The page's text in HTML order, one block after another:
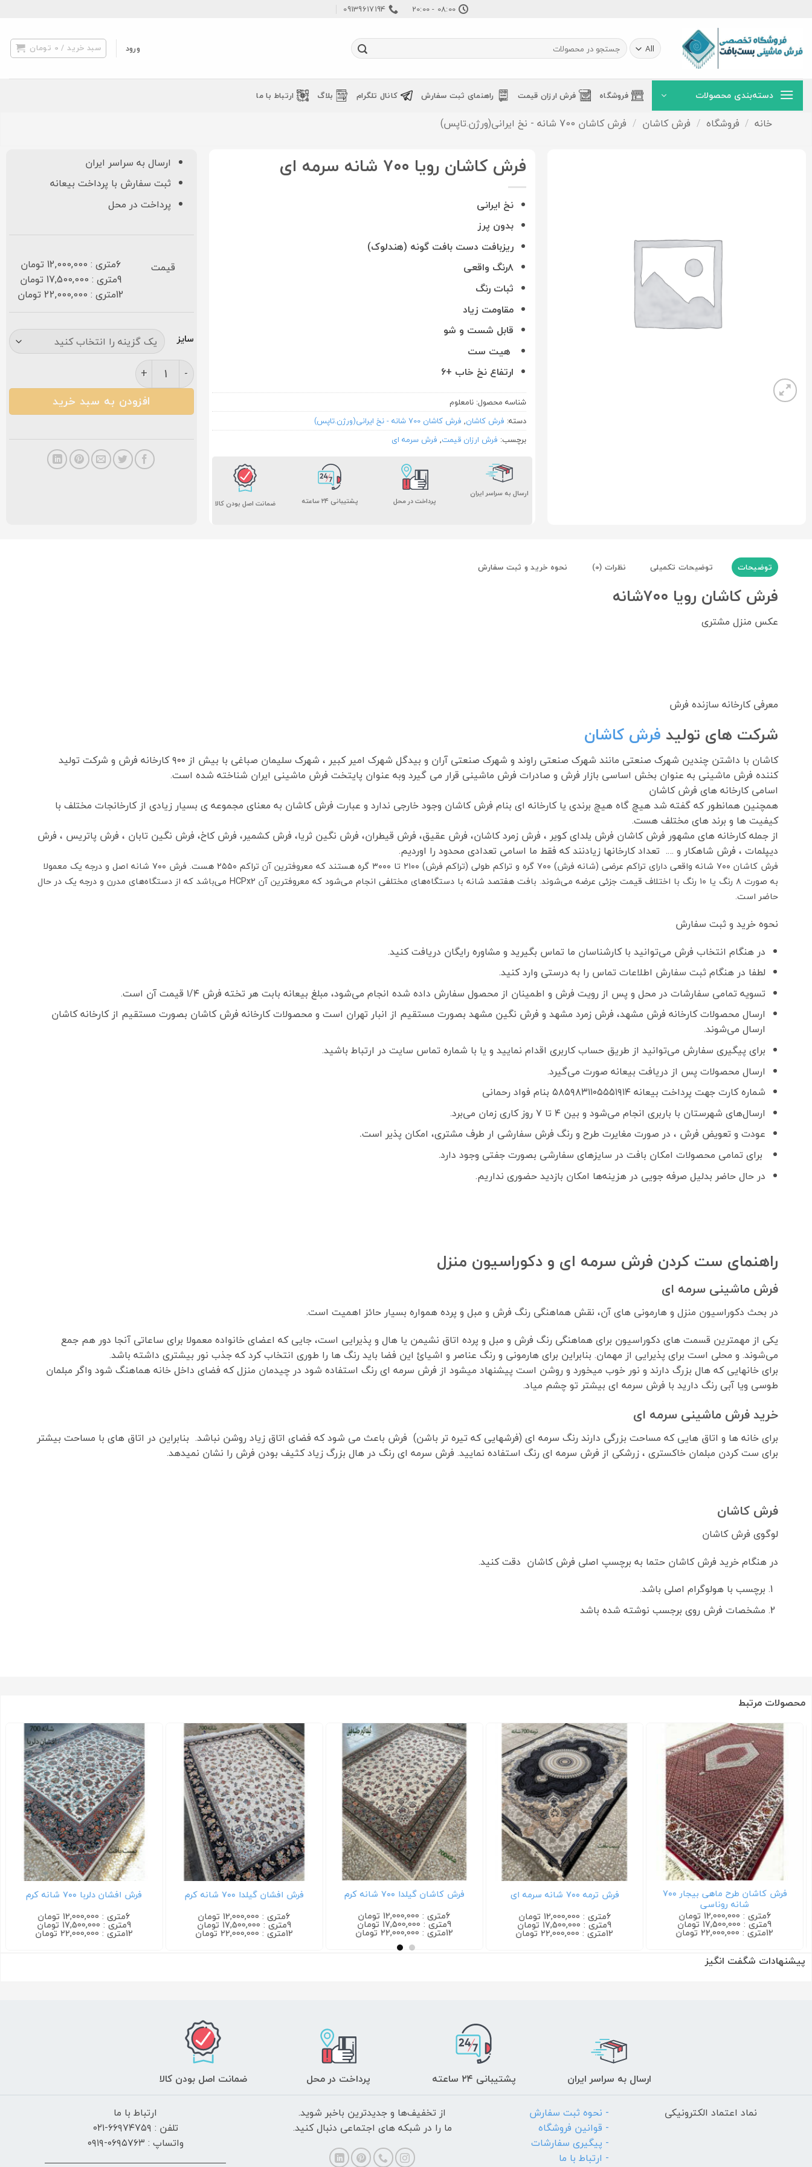
content
08:00 - 20:00
09139617194
جستجو
برای:
ورود سبد خرید / 0 تومان
دسته‌بندی محصولات فروشگاه فرش ارزان قیمت راهنمای ثبت سفارش کانال تلگرام بلاگ ارتباط با ما
خانه / فروشگاه / فرش کاشان / فرش کاشان 700 شانه - نخ ایرانی(ورژن.تاپس)
فرش کاشان رویا ۷۰۰ شانه سرمه ای
نخ ایرانی
بدون پرز
ریزبافت دست بافت گونه (هندلوک)
۸رنگ واقعی
ثبات رنگ
مقاومت زیاد
قابل شست و شو
هیت ست
ارتفاع نخ خاب +۶
شناسه محصول: نامعلوم
دسته: فرش کاشان, فرش کاشان 700 شانه - نخ ایرانی(ورژن.تاپس)
برچسب: فرش ارزان قیمت, فرش سرمه ای
ارسال به سراسر ایران
پرداخت در محل پشتیبانی ۲۴ ساعته ضمانت اصل بودن کالا
ارسال به سراسر ایران
ثبت سفارش با پرداخت بیعانه
پرداخت در محل
قیمت
6متری : 12,000,000 تومان
9متری : 17,500,000 تومان
12متری : 22,000,000 تومان
سایز
فرش کاشان رویا ۷۰۰ شانه سرمه ای عدد
افزودن به سبد خرید
توضیحات توضیحات تکمیلی نظرات (0) نحوه خرید و ثبت سفارش
فرش کاشان رویا ۷۰۰شانه
عکس منزل مشتری
معرفی کارخانه سازنده فرش
شرکت های تولید فرش کاشان
کاشان با داشتن چندین شهرک صنعتی مانند شهرک صنعتی راوند و شهرک صنعتی آران و بیدگل شهرک امیر کبیر ، شهرک سلیمان صباغی با بیش از ۹۰۰ کارخانه فرش و شرکت تولید
کننده فرش ماشینی به عنوان بخش اساسی بازار فرش و صادرات فرش ماشینی قرار می گیرد وبه عنوان پایتخت فرش ماشینی ایران شناخته شده است.
اسامی کارخانه های فرش کاشان
همچنین همانطور که گفته شد هیچ گاه هیچ برندی یا کارخانه ای بنام فرش کاشان وجود خارجی ندارد و عبارت فرش کاشان به معنای مجموعه ی بسیار زیادی از کارخانجات مختلف با
کیفیت ها و برند های مختلف هست.
از جمله کارخانه های مشهور فرش کاشان فرش یلدای کویر ، فرش زمرد کاشان، فرش عقیق، فرش قیطران، فرش نگین ثریا، فرش کشمیر، فرش کاخ، فرش نگین تابان ، فرش پاتریس ، فرش
دیپلمات ، فرش شاهکار و …. تعداد کارخانها زیادنند که فقط ما اسامی تعدادی محدود را اوردیم.
فرش کاشان ۷۰۰ شانه واقعی دارای تراکم عرضی (شانه فرش) ۷۰۰ گره و تراکم طولی (تراکم فرش) ۲۱۰۰ تا ۳۰۰۰ گره هستند که معروفترین آن تراکم ۲۵۵۰ هست. فرش ۷۰۰ شانه اصل و درجه یک معمولا
به صورت ۸ رنگ یا ۱۰ رنگ با اختلاف قیمت جزئی عرضه می‌شوند. بافت هفتصد شانه با دستگاه‌های مختلفی انجام می‌شود که معروفترین آن HCPx2 می‌باشد که از دستگاه‌های مدرن و درجه یک در حال
حاضر است.
نحوه خرید و ثبت سفارش
در هنگام انتخاب فرش می‌توانید با کارشناسان ما تماس بگیرید و مشاوره رایگان دریافت کنید.
لطفا در هنگام ثبت سفارش اطلاعات تماس را به درستی وارد کنید.
تسویه تمامی سفارشات در محل و پس از رویت فرش و اطمینان از محصول سفارش داده شده انجام می‌شود، مبلغ بیعانه بابت هر تخته فرش ۱/۴ قیمت آن است.
ارسال محصولات کارخانه فرش مشهد، فرش زمرد مشهد و فرش نگین مشهد بصورت مستقیم از انبار تهران است و محصولات کارخانه فرش کاشان بصورت مستقیم از کارخانه کاشان
ارسال می‌شوند.
برای پیگیری سفارش می‌توانید از طریق حساب کاربری اقدام نمایید و یا با شماره تماس سایت در ارتباط باشید.
ارسال محصولات پس از دریافت بیعانه صورت می‌گیرد.
شماره کارت جهت پرداخت بیعانه ۵۸۵۹۸۳۱۱۰۵۵۵۱۹۱۴ بنام فواد رحمانی
ارسال‌های شهرستان با باربری انجام می‌شود و بین ۴ تا ۷ روز کاری زمان می‌برد.
عودت و تعویض فرش ، در صورت مغایرت طرح و رنگ فرش سفارشی ار طرف مشتری، امکان پذیر است.
برای تمامی محصولات امکان بافت در سایزهای سفارشی بصورت جفتی وجود دارد.
در حال حاضر بدلیل صرفه جویی در هزینه‌ها امکان بازدید حضوری نداریم.
راهنمای ست کردن فرش سرمه ای و دکوراسیون منزل
فرش ماشینی سرمه ای
در بحث دکوراسیون منزل و هارمونی های آن، نقش هماهنگی رنگ فرش و مبل و پرده همواره بسیار حائز اهمیت است.
یکی از مهمترین قسمت های دکوراسیون برای هماهنگی رنگ فرش و مبل و پرده اتاق نشیمن یا هال و پذیرایی است، جایی که اعضای خانواده معمولا برای ساعاتی آنجا دور هم جمع
می‌شوند. و محلی است برای پذیرایی از مهمان. بنابراین برای هارمونی و رنگ عناصر و اشیائ این فضا باید رنگ ها را طوری انتخاب کرد که جذب نور بیشتری داشته باشد.
برای خانهایی که هال بزرگ دارند و نور خوب میخورد و روشن است پیشنهاد میشود از فرش سرمه ای رنگ استفاده شود در چیدمان منزل که فضای داخل خانه هماهنگ شود واگر مبلمان
طوسی ویا آبی رنگ دارید با فرش سرمه ای بیشتر تو چشم میاد.
خرید فرش ماشینی سرمه ای
برای خانه ها و اتاق هایی که مساحت بزرگی دارند رنگ سرمه ای (فرشهایی که تیره تر باشن) فرش باعث می شود که فضای اتاق زیاد روشن نباشد. بنابراین در اتاق های با مساحت بیشتر
برای ست کردن مبلمان خاکستری ، زرشکی از فرش سرمه ای رنگ استفاده نمایید. فرش سرمه ای رنگ در هال بزرگ زیاد کثیف بودن فرش را نشان نمیدهد.
فرش کاشان
لوگوی فرش کاشان
در هنگام خرید فرش کاشان حتما به برچسپ اصلی فرش کاشان دقت کنید.
برچسب با هولوگرام اصلی باشد.
مشخصات فرش روی برجسب نوشته شده باشد
محصولات مرتبط
فرش کاشان طرح ماهی بیجار ۷۰۰
شانه روناسی
6متری : 12,000,000 تومان
9متری : 17,500,000 تومان
12متری : 22,000,000 تومان
فرش ترمه ۷۰۰ شانه سرمه ای
6متری : 12,000,000 تومان
9متری : 17,500,000 تومان
12متری : 22,000,000 تومان
فرش کاشان گیلدا ۷۰۰ شانه کرم
6متری : 12,000,000 تومان
9متری : 17,500,000 تومان
12متری : 22,000,000 تومان
فرش افشان گیلدا ۷۰۰ شانه کرم
6متری : 12,000,000 تومان
9متری : 17,500,000 تومان
12متری : 22,000,000 تومان
فرش افشان دلربا ۷۰۰ شانه کرم
6متری : 12,000,000 تومان
9متری : 17,500,000 تومان
12متری : 22,000,000 تومان
پیشنهادات شگفت انگیز
ارسال به سراسر ایران پشتیبانی ۲۴ ساعته پرداخت در محل
ضمانت اصل بودن کالا
نماد اعتماد الکترونیکی
- نحوه ثبت سفارش
- قوانین فروشگاه
- پیگیری سفارشات
- ارتباط با ما
از تخفیف‌ها و جدیدترین‌ باخبر شوید.
ما را در شبکه های اجتماعی دنبال کنید.
ارتباط با ما
تلفن : ۶۶۹۷۴۷۵۹-۰۲۱
واتساپ : ۰۶۹۵۷۶۳-۰۹۱۹